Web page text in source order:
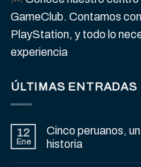
GameClub. Contamos
PlayStation, y todo lo
experiencia
ÚLTIMAS ENTRADAS
12
Ene
Cinco peruanos,
historia